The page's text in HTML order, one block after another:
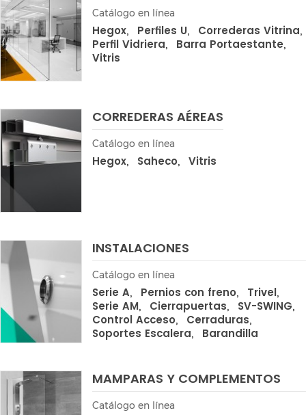
Catálogo en línea
Hegox Perfiles U
Correderas Vitrina
Perfil Vidriera
Barra Portaestante
Vitris
CORREDERAS AÉREAS
Catálogo en línea
Hegox Saheco Vitris
INSTALACIONES
Catálogo en línea
Serie A Pernios con freno
Trivel
Serie AM
Cierrapuertas
SV-SWING
Control Acceso
Cerraduras
Soportes Escalera
Barandilla
MAMPARAS Y COMPLEMENTOS
Catálogo en línea